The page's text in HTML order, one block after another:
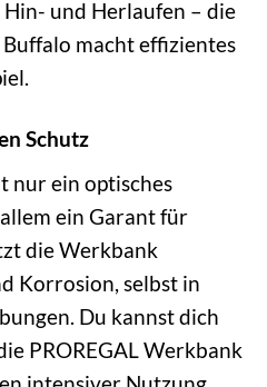
und Herlaufen – die
macht effizientes
Schutz
nur ein optisches
ein Garant für
die Werkbank
Korrosion, selbst in
Du kannst dich
PROREGAL Werkbank